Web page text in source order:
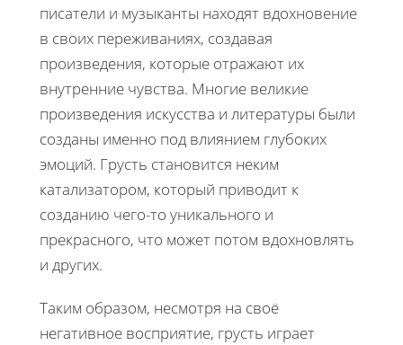
писатели и музыканты находят вдохновение
в своих переживаниях, создавая
произведения, которые отражают их
внутренние чувства. Многие великие
произведения искусства и литературы были
созданы именно под влиянием глубоких
эмоций. Грусть становится неким
катализатором, который приводит к
созданию чего-то уникального и
прекрасного, что может потом вдохновлять
и других.
Таким образом, несмотря на своё
негативное восприятие, грусть играет